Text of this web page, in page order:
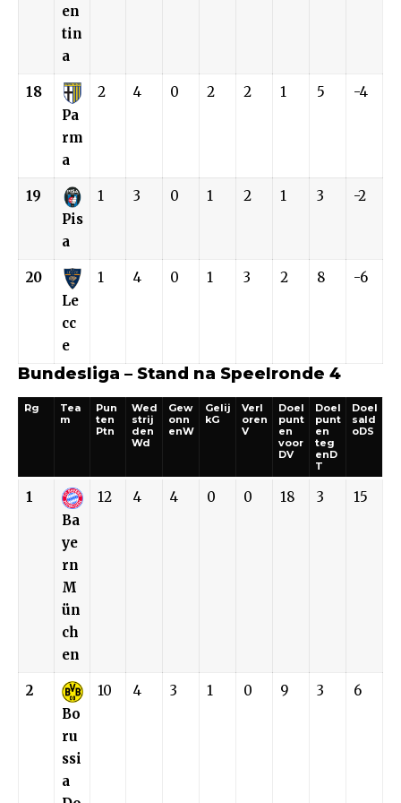
en
tin
a
18
Pa
rm
a
2 4 0 2 2 1 5 -4
19
Pis
a
1 3 0 1 2 1 3 -2
20
Le
cc
e
1 4 0 1 3 2 8 -6
Bundesliga – Stand na Speelronde 4
Rg
Tea
m
Pun
ten
Ptn
Wed
strij
den
Wd
Gew
onn
enW
Gelij
kG
Verl
oren
V
Doel
punt
en
voor
DV
Doel
punt
en
teg
enD
T
Doel
sald
oDS
1
Ba
ye
rn
M
ün
ch
en
12 4 4 0 0 18 3 15
2
Bo
ru
ssi
a
10 4 3 1 0 9 3 6